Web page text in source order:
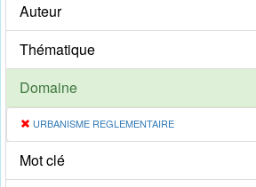
Auteur
Thématique
Domaine
URBANISME REGLEMENTAIRE
Mot clé